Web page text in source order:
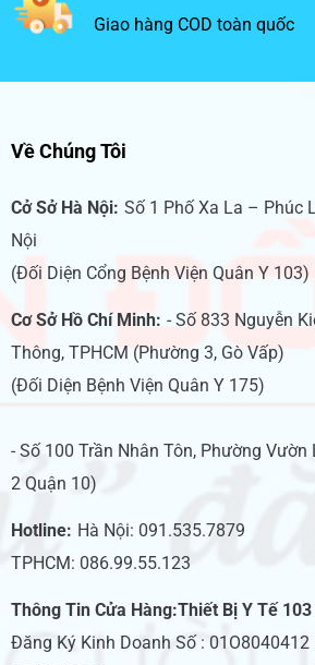
Giao hàng COD toàn quốc
Về Chúng Tôi
Cở Sở Hà Nội: Số 1 Phố Xa La – Phúc
Nội
(Đối Diện Cổng Bệnh Viện Quân Y 103)
Cơ Sở Hồ Chí Minh: - Số 833 Nguyễn
Thông, TPHCM (Phường 3, Gò Vấp)
(Đối Diện Bệnh Viện Quân Y 175)
- Số 100 Trần Nhân Tôn, Phường Vườn
2 Quận 10)
Hotline: Hà Nội: 091.535.7879
TPHCM: 086.99.55.123
Thông Tin Cửa Hàng:Thiết Bị Y Tế 103
Đăng Ký Kinh Doanh Số : 01O8040412